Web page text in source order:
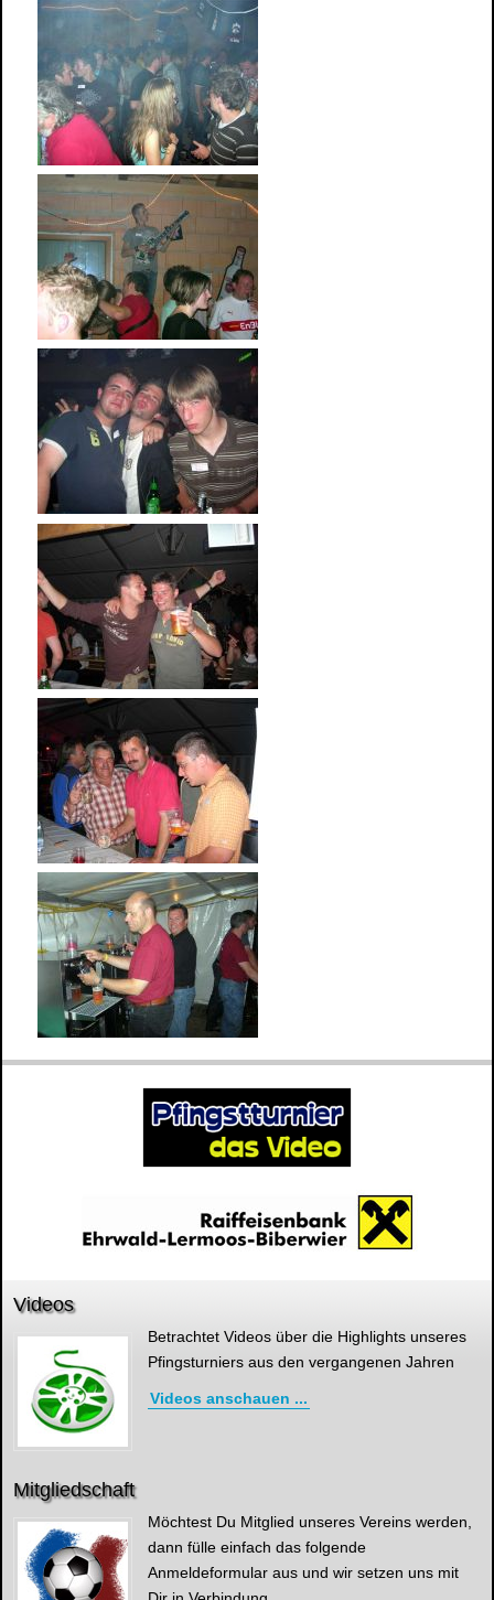
Videos
Betrachtet Videos über die Highlights unseres
Pfingsturniers aus den vergangenen Jahren
Videos anschauen ...
Mitgliedschaft
Möchtest Du Mitglied unseres Vereins werden,
dann fülle einfach das folgende
Anmeldeformular aus und wir setzen uns mit